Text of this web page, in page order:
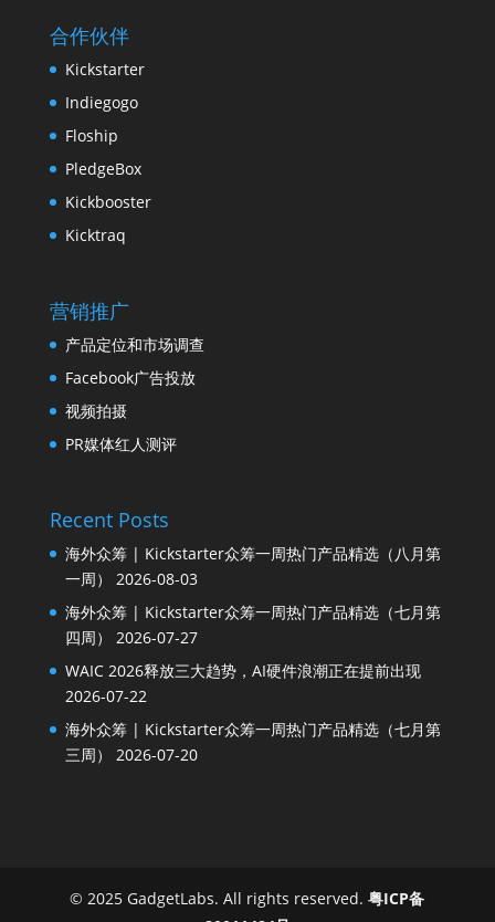
合作伙伴
Kickstarter
Indiegogo
Floship
PledgeBox
Kickbooster
Kicktraq
营销推广
产品定位和市场调查
Facebook广告投放
视频拍摄
PR媒体红人测评
Recent Posts
海外众筹 | Kickstarter众筹一周热门产品精选（八月第
一周）
2026-08-03
海外众筹 | Kickstarter众筹一周热门产品精选（七月第
四周）
2026-07-27
WAIC 2026释放三大趋势，AI硬件浪潮正在提前出现
2026-07-22
海外众筹 | Kickstarter众筹一周热门产品精选（七月第
三周）
2026-07-20
© 2025 GadgetLabs. All rights reserved.粤ICP备